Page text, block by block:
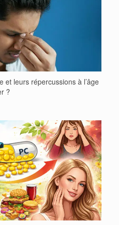
et leurs répercussions à l’âge
?